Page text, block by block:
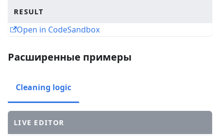
RESULT
Open in CodeSandbox
Расширенные примеры
Cleaning logic
LIVE EDITOR